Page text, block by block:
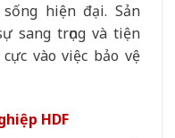
hiện đại. Sản
sang trọng và tiện
vào việc bảo vệ
HDF